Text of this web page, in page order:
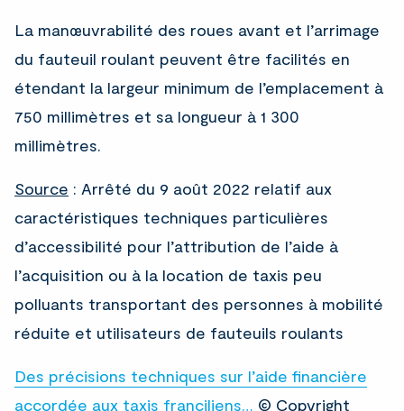
La manœuvrabilité des roues avant et l’arrimage
du fauteuil roulant peuvent être facilités en
étendant la largeur minimum de l’emplacement à
750 millimètres et sa longueur à 1 300
millimètres.
Source : Arrêté du 9 août 2022 relatif aux
caractéristiques techniques particulières
d’accessibilité pour l’attribution de l’aide à
l’acquisition ou à la location de taxis peu
polluants transportant des personnes à mobilité
réduite et utilisateurs de fauteuils roulants
Des précisions techniques sur l’aide financière
accordée aux taxis franciliens… © Copyright